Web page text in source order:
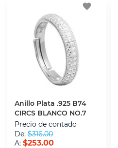
favorite
Anillo Plata .925 B74
CIRCS BLANCO NO.7
Precio de contado
De: $316.00
A: $253.00